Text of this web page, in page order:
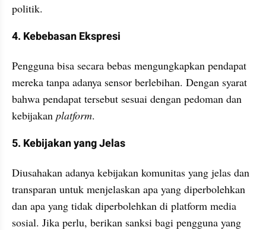
politik.
4. Kebebasan Ekspresi
Pengguna bisa secara bebas mengungkapkan pendapat
mereka tanpa adanya sensor berlebihan. Dengan syarat
bahwa pendapat tersebut sesuai dengan pedoman dan
kebijakan platform.
5. Kebijakan yang Jelas
Diusahakan adanya kebijakan komunitas yang jelas dan
transparan untuk menjelaskan apa yang diperbolehkan
dan apa yang tidak diperbolehkan di platform media
sosial. Jika perlu, berikan sanksi bagi pengguna yang